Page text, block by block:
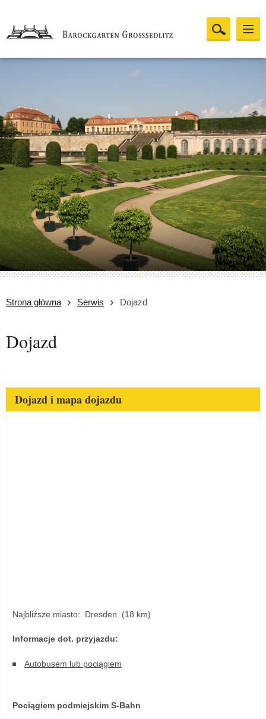
Strona główna Serwis Dojazd
Dojazd
Dojazd i mapa dojazdu
Najbliższe miasto: Dresden (18 km)
Informacje dot. przyjazdu:
Autobusem lub pociągiem
Pociągiem podmiejskim S-Bahn